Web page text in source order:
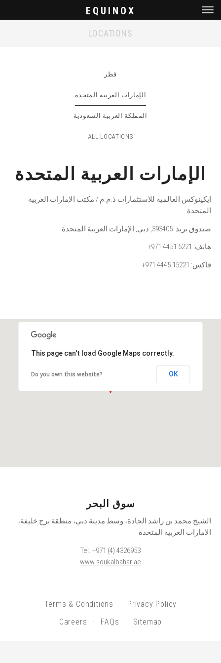
EQUINOX
LOCATIONS
قطر
الإمارات العربية المتحدة
المملكة العربية السعودية
ALL LOCATIONS
الإمارات العربية المتحدة
إيكينوكس العالمية للاستثمارات ذ.م.م / مكتب الإمارات العربية
المتحدة
صندوق بريد: 393405, دبي, الإمارات العربية المتحدة
+971 4451 5221 :هاتف
+971 4445 15221 :فاكس
This page can't load Google Maps correctly.
Do you own this website? OK
سوق البحر
الشيخ محمد بن راشد الجادة، وسط مدينة دبي، منطقة برج خليفة،
الإمارات العربية المتحدة
Tel. +971 (4) 4326953
www.soukalbahar.ae
Terms & Conditions
Privacy Policy
Careers
FAQs Sitemap